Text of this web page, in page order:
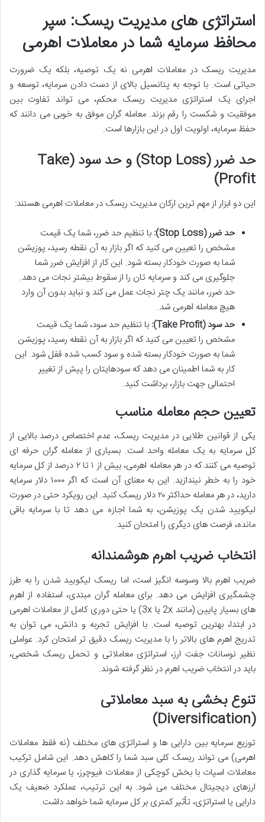
استراتژی های مدیریت ریسک: سپر
محافظ سرمایه شما در معاملات اهرمی
مدیریت ریسک در معاملات اهرمی نه یک توصیه، بلکه یک ضرورت
حیاتی است. با توجه به پتانسیل بالای از دست دادن سرمایه، توسعه و
اجرای یک استراتژی مدیریت ریسک محکم، می تواند تفاوت بین
موفقیت و شکست را رقم بزند. معامله گران موفق به خوبی می دانند که
حفظ سرمایه، اولویت اول در این بازارها است.
حد ضرر (Stop Loss) و حد سود (Take
Profit)
این دو ابزار از مهم ترین ارکان مدیریت ریسک در معاملات اهرمی هستند:
حد ضرر (Stop Loss):
با تنظیم حد ضرر، شما یک قیمت
مشخص را تعیین می کنید که اگر بازار به آن نقطه رسید، پوزیشن
شما به صورت خودکار بسته شود. این کار از افزایش ضرر شما
جلوگیری می کند و سرمایه تان را از سقوط بیشتر نجات می دهد.
حد ضرر، مانند یک چتر نجات عمل می کند و نباید بدون آن وارد
هیچ معامله اهرمی شد.
حد سود (Take Profit):
با تنظیم حد سود، شما یک قیمت
مشخص را تعیین می کنید که اگر بازار به آن نقطه رسید، پوزیشن
شما به صورت خودکار بسته شده و سود کسب شده قفل شود. این
کار به شما اطمینان می دهد که سودهایتان را پیش از تغییر
احتمالی جهت بازار، برداشت کنید.
تعیین حجم معامله مناسب
یکی از قوانین طلایی در مدیریت ریسک، عدم اختصاص درصد بالایی از
کل سرمایه به یک معامله واحد است. بسیاری از معامله گران حرفه ای
توصیه می کنند که در هر معامله اهرمی، بیش از ۱ تا ۲ درصد از کل سرمایه
خود را به خطر نیندازید. این به معنای آن است که اگر ۱۰۰۰ دلار سرمایه
دارید، در هر معامله حداکثر ۲۰ دلار ریسک کنید. این رویکرد حتی در صورت
لیکویید شدن یک پوزیشن، به شما اجازه می دهد تا با سرمایه باقی
مانده، فرصت های دیگری را امتحان کنید.
انتخاب ضریب اهرم هوشمندانه
ضریب اهرم بالا وسوسه انگیز است، اما ریسک لیکویید شدن را به طرز
چشمگیری افزایش می دهد. برای معامله گران مبتدی، استفاده از اهرم
های بسیار پایین (مانند 2x یا 3x) یا حتی دوری کامل از معاملات اهرمی
در ابتدا، بهترین توصیه است. با افزایش تجربه و دانش، می توان به
تدریج اهرم های بالاتر را با مدیریت ریسک دقیق تر امتحان کرد. عواملی
نظیر نوسانات جفت ارز، استراتژی معاملاتی و تحمل ریسک شخصی،
باید در انتخاب ضریب اهرم در نظر گرفته شوند.
تنوع بخشی به سبد معاملاتی
(Diversification)
توزیع سرمایه بین دارایی ها و استراتژی های مختلف (نه فقط معاملات
اهرمی) می تواند ریسک کلی سبد شما را کاهش دهد. این شامل ترکیب
معاملات اسپات با بخش کوچکی از معاملات فیوچرز، یا سرمایه گذاری در
ارزهای دیجیتال مختلف می شود. به این ترتیب، عملکرد ضعیف یک
دارایی یا استراتژی، تأثیر کمتری بر کل سرمایه شما خواهد داشت.